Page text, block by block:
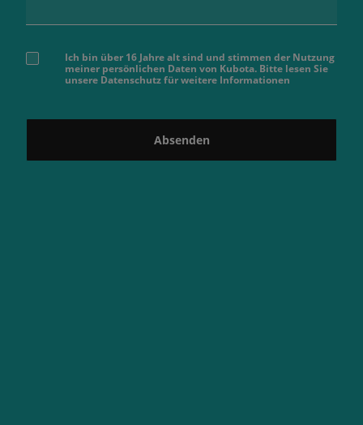
Ich bin über 16 Jahre alt sind und stimmen der Nutzung
meiner persönlichen Daten von Kubota. Bitte lesen Sie
unsere Datenschutz für weitere Informationen
Absenden